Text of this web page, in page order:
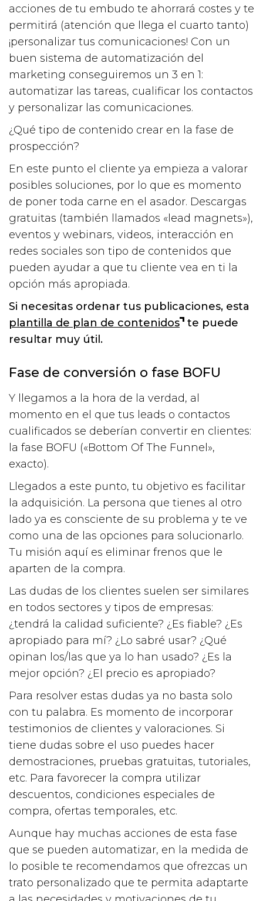
acciones de tu embudo te ahorrará costes y te
permitirá (atención que llega el cuarto tanto)
¡personalizar tus comunicaciones! Con un
buen sistema de automatización del
marketing conseguiremos un 3 en 1:
automatizar las tareas, cualificar los contactos
y personalizar las comunicaciones.
¿Qué tipo de contenido crear en la fase de
prospección?
En este punto el cliente ya empieza a valorar
posibles soluciones, por lo que es momento
de poner toda carne en el asador. Descargas
gratuitas (también llamados «lead magnets»),
eventos y webinars, videos, interacción en
redes sociales son tipo de contenidos que
pueden ayudar a que tu cliente vea en ti la
opción más apropiada.
Si necesitas ordenar tus publicaciones, esta
plantilla de plan de contenidos te puede
resultar muy útil.
Fase de conversión o fase BOFU
Y llegamos a la hora de la verdad, al
momento en el que tus leads o contactos
cualificados se deberían convertir en clientes:
la fase BOFU («Bottom Of The Funnel»,
exacto).
Llegados a este punto, tu objetivo es facilitar
la adquisición. La persona que tienes al otro
lado ya es consciente de su problema y te ve
como una de las opciones para solucionarlo.
Tu misión aquí es eliminar frenos que le
aparten de la compra.
Las dudas de los clientes suelen ser similares
en todos sectores y tipos de empresas:
¿tendrá la calidad suficiente? ¿Es fiable? ¿Es
apropiado para mí? ¿Lo sabré usar? ¿Qué
opinan los/las que ya lo han usado? ¿Es la
mejor opción? ¿El precio es apropiado?
Para resolver estas dudas ya no basta solo
con tu palabra. Es momento de incorporar
testimonios de clientes y valoraciones. Si
tiene dudas sobre el uso puedes hacer
demostraciones, pruebas gratuitas, tutoriales,
etc. Para favorecer la compra utilizar
descuentos, condiciones especiales de
compra, ofertas temporales, etc.
Aunque hay muchas acciones de esta fase
que se pueden automatizar, en la medida de
lo posible te recomendamos que ofrezcas un
trato personalizado que te permita adaptarte